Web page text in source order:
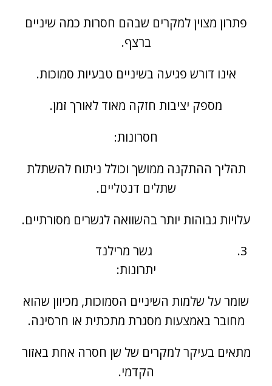
פתרון מצוין למקרים שבהם חסרות כמה שיניים
ברצף.
אינו דורש פגיעה בשיניים טבעיות סמוכות.
מספק יציבות חזקה מאוד לאורך זמן.
חסרונות:
תהליך ההתקנה ממושך וכולל ניתוח להשתלת
שתלים דנטליים.
עלויות גבוהות יותר בהשוואה לגשרים מסורתיים.
גשר מרילנד
יתרונות:
שומר על שלמות השיניים הסמוכות, מכיוון שהוא
מחובר באמצעות מסגרת מתכתית או חרסינה.
מתאים בעיקר למקרים של שן חסרה אחת באזור
הקדמי.